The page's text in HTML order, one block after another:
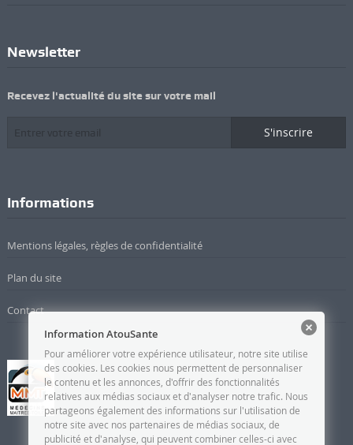
Newsletter
Recevez l'actualité du site sur votre mail
S'inscrire
Informations
Mentions légales, règles de confidentialité
Plan du site
Contact
Information AtouSante
Pour améliorer votre expérience utilisateur, notre site utilise
des cookies. Les cookies nous permettent de personnaliser
le contenu et les annonces, d'offrir des fonctionnalités
relatives aux médias sociaux et d'analyser notre trafic. Nous
partageons également des informations sur l'utilisation de
notre site avec nos partenaires de médias sociaux, de
publicité et d'analyse, qui peuvent combiner celles-ci avec